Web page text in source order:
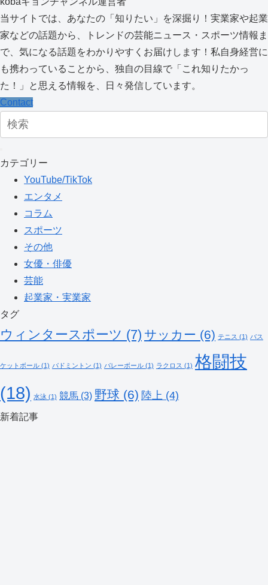
当サイトでは、あなたの「知りたい」を深掘り！実業家や起業
家などの話題から、トレンドの芸能ニュース・スポーツ情報ま
で、気になる話題をわかりやすくお届けします！私自身経営に
も携わっていることから、独自の目線で「これ知りたかっ
た！」と思える情報を、日々発信しています。
Contact
カテゴリー
YouTube/TikTok
エンタメ
コラム
スポーツ
その他
女優・俳優
芸能
起業家・実業家
タグ
ウィンタースポーツ (7) サッカー (6) テニス (1) バス
ケットボール (1) バドミントン (1) バレーボール (1) ラクロス (1) 格闘技
(18) 水泳 (1) 競馬 (3) 野球 (6) 陸上 (4)
新着記事